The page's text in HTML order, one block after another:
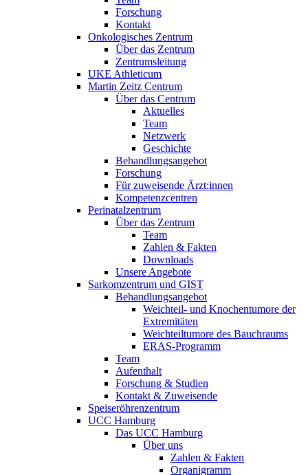
Forschung
Kontakt
Onkologisches Zentrum
Über das Zentrum
Zentrumsleitung
UKE Athleticum
Martin Zeitz Centrum
Über das Centrum
Aktuelles
Team
Netzwerk
Geschichte
Behandlungsangebot
Forschung
Für zuweisende Ärzt:innen
Kompetenzcentren
Perinatalzentrum
Über das Zentrum
Team
Zahlen & Fakten
Downloads
Unsere Angebote
Sarkomzentrum und GIST
Behandlungsangebot
Weichteil- und Knochentumore der
Extremitäten
Weichteiltumore des Bauchraums
ERAS-Programm
Team
Aufenthalt
Forschung & Studien
Kontakt & Zuweisende
Speiseröhrenzentrum
UCC Hamburg
Das UCC Hamburg
Über uns
Zahlen & Fakten
Organigramm